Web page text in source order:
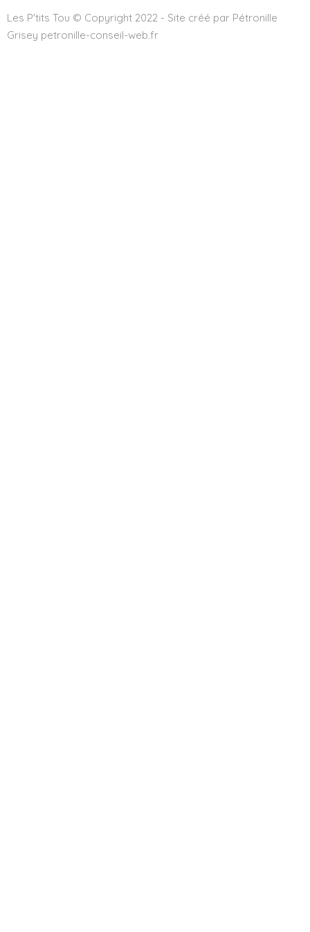
Les P'tits Tou © Copyright 2022 - Site créé par Pétronille
Grisey petronille-conseil-web.fr